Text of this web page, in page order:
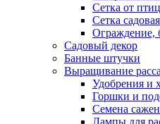
Сетка от
Сетка садовая
Ограждение,
Садовый декор
Банные штучки
Выращивание
Удобрения и
Горшки и
Семена
Лампы для